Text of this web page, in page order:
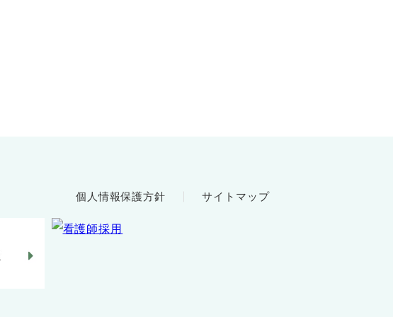
個人情報保護方針 サイトマップ